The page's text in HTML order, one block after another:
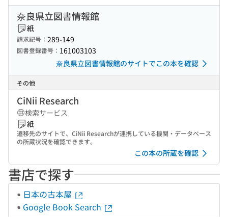
奈良県立図書情報館
紙
請求記号： 289-149
図書登録番号： 161003103
奈良県立図書情報館のサイトでこの本を確認
その他
CiNii Research
検索サービス
紙
遷移先のサイトで、CiNii Researchが連携している機関・データベース
の所蔵状況を確認できます。
この本の所蔵を確認
書店で探す
日本の古本屋
Google Book Search